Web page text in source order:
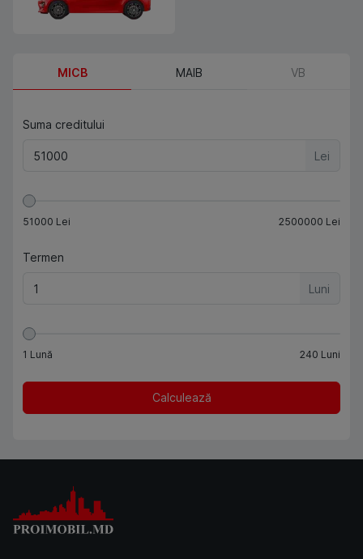
MICB MAIB VB
Suma creditului
Lei
51000 Lei 2500000 Lei
Termen
Luni
1 Lună 240 Luni
Calculează